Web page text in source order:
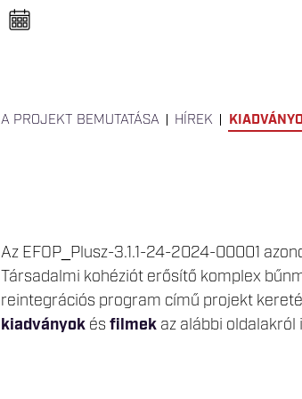
e
l
a
A PROJEKT BEMUTATÁSA HÍREK
Az EFOP_Plusz-3.1.1-24-2024-00001
Társadalmi kohéziót erősítő komplex
reintegrációs program című projekt
kiadványok és filmek az alábbi oldalakról